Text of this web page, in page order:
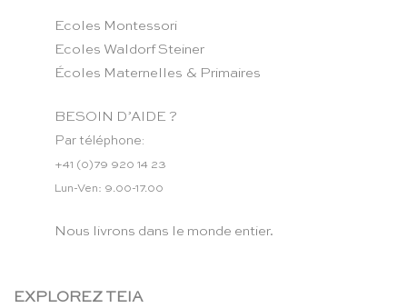
Ecoles Montessori
Ecoles Waldorf Steiner
Écoles Maternelles & Primaires
BESOIN D’AIDE ?
Par téléphone:
+41 (0)79 920 14 23
Lun-Ven: 9.00-17.00
Nous livrons dans le monde entier.
EXPLOREZ TEIA